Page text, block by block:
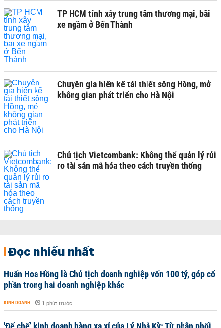
TP HCM tính xây trung tâm thương mại, bãi
xe ngầm ở Bến Thành
Chuyên gia hiến kế tái thiết sông Hồng, mở
không gian phát triển cho Hà Nội
Chủ tịch Vietcombank: Không thể quản lý rủi
ro tài sản mã hóa theo cách truyền thống
Đọc nhiều nhất
Huấn Hoa Hồng là Chủ tịch doanh nghiệp vốn 100 tỷ, góp cổ
phần trong hai doanh nghiệp khác
KINH DOANH - 1 phút trước
'Đế chế’ kinh doanh hàng xa xỉ của Lý Nhã Kỳ: Từ phân phối,